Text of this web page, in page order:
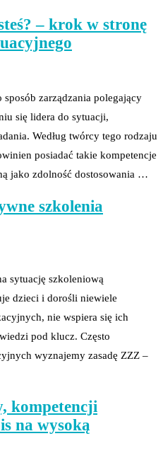
– krok w stronę
zarządzania polegający
się lidera do sytuacji,
Według twórcy tego rodzaju
posiadać takie kompetencje
jako zdolność dostosowania …
szkolenia
sytuację szkoleniową
dzieci i dorośli niewiele
nie wspiera się ich
pod klucz. Często
wyznajemy zasadę ZZZ –
kompetencji
na wysoką